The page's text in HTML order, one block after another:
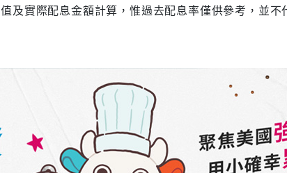
及實際配息金額計算，惟過去配息率僅供參考，並不